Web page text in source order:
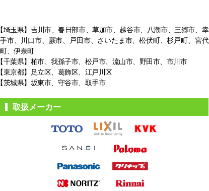
埼玉県】吉川市、春日部市、草加市、越谷市、八潮市、三郷市、幸
手市、
川口市、蕨市、戸田市、さいたま市、松伏町、杉戸町、宮代
町、伊奈町
千葉県】柏市、我孫子市、松戸市、 流山市、野田市、市川市
東京都】足立区、葛飾区、江戸川区
茨城県】坂東市、守谷市、取手市
取扱メーカー